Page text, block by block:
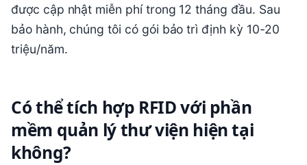
được cập nhật miễn phí trong 12 tháng đầu. Sau
bảo hành, chúng tôi có gói bảo trì định kỳ 10-20
triệu/năm.
Có thể tích hợp RFID với phần
mềm quản lý thư viện hiện tại
không?